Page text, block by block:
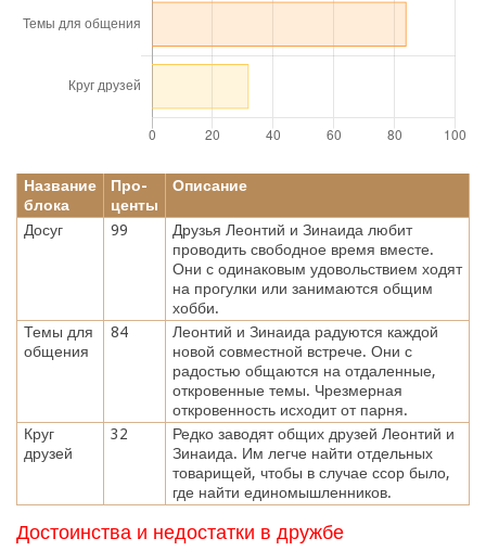
Название
блока
Про-
центы
Описание
Досуг 99
Друзья Леонтий и Зинаида любит
проводить свободное время вместе.
Они с одинаковым удовольствием ходят
на прогулки или занимаются общим
хобби.
Темы для
общения
84
Леонтий и Зинаида радуются каждой
новой совместной встрече. Они с
радостью общаются на отдаленные,
откровенные темы. Чрезмерная
откровенность исходит от парня.
Круг
друзей
32
Редко заводят общих друзей Леонтий и
Зинаида. Им легче найти отдельных
товарищей, чтобы в случае ссор было,
где найти единомышленников.
Достоинства и недостатки в дружбе